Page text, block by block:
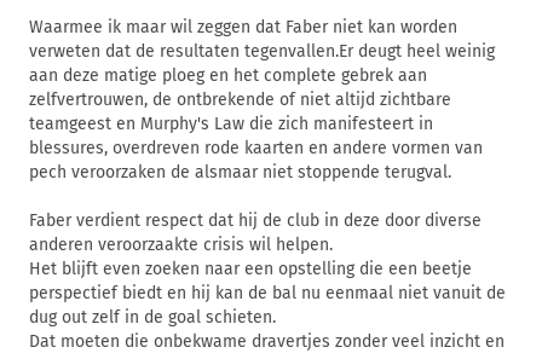
Waarmee ik maar wil zeggen dat Faber niet kan worden
verweten dat de resultaten tegenvallen.Er deugt heel weinig
aan deze matige ploeg en het complete gebrek aan
zelfvertrouwen, de ontbrekende of niet altijd zichtbare
teamgeest en Murphy's Law die zich manifesteert in
blessures, overdreven rode kaarten en andere vormen van
pech veroorzaken de alsmaar niet stoppende terugval.
Faber verdient respect dat hij de club in deze door diverse
anderen veroorzaakte crisis wil helpen.
Het blijft even zoeken naar een opstelling die een beetje
perspectief biedt en hij kan de bal nu eenmaal niet vanuit de
dug out zelf in de goal schieten.
Dat moeten die onbekwame dravertjes zonder veel inzicht en